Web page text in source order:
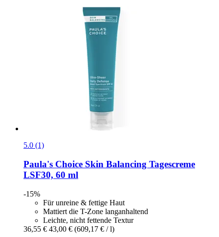
5.0 (1)
Paula's Choice Skin Balancing Tagescreme
LSF30, 60 ml
-15%
Für unreine & fettige Haut
Mattiert die T-Zone langanhaltend
Leichte, nicht fettende Textur
36,55 € 43,00 € (609,17 € / l)